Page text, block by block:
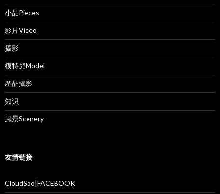
小品Pieces
影片Video
摄影
模特兒Model
產品攝影
知识
風景Scenery
友情链接
CloudSoo|FACEBOOK